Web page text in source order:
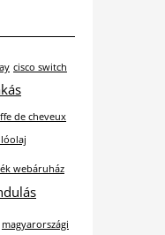
cisco switch
de cheveux
webáruház
magyarországi